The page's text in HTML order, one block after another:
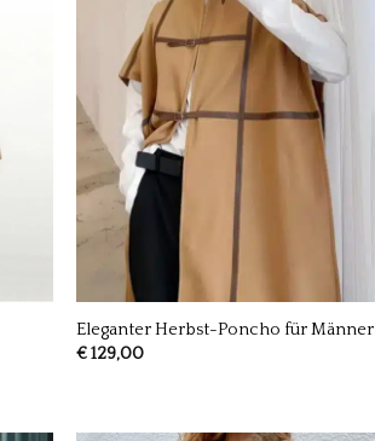
Eleganter Herbst-Poncho für Männer
€129,00